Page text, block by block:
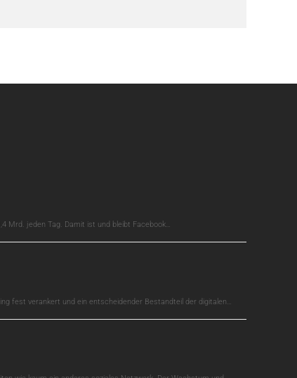
Mrd. jeden Tag. Damit ist und bleibt Facebook…
fest verankert und ein entscheidender Bestandteil der digitalen…